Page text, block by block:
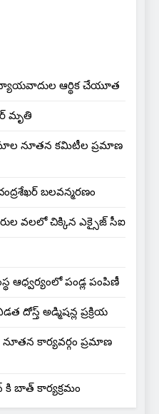
ఆర్థిక చేయూత
మృతి
నూతన కమిటీల ప్రమాణ
బలవన్మరణం
వలలో చిక్కిన ఎక్సైజ్ సీఐ
ఆధ్వర్యంలో పండ్ల పంపిణీ
అడ్మిషన్ల ప్రక్రియ
కార్యవర్గం ప్రమాణ
బాత్ కార్యక్రమం